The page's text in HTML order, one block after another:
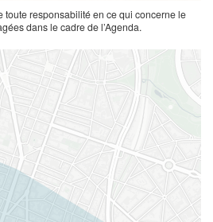
toute responsabilité en ce qui concerne le
dans le cadre de l’Agenda.